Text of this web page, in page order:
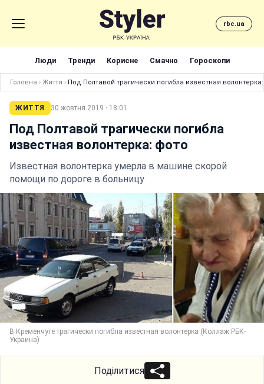
rbc.ua
Люди Тренди Корисне Смачно Гороскопи
Головна › Життя › Под Полтавой трагически погибла известная
ЖИТТЯ 30 жовтня 2019 · 18:01
Под Полтавой трагически погибла
известная волонтерка: фото
Известная волонтерка умерла в машине скорой
помощи по дороге в больницу
В Кременчуге трагически погибла известная волонтерка (Коллаж РБК-
Украина)
Поділитися